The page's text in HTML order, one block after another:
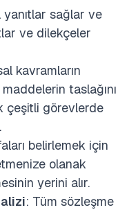
yanıtlar sağlar ve
ve dilekçeler
kavramların
taslağını
çeşitli görevlerde
belirlemek için
olanak
yerini alır.
: Tüm sözleşme